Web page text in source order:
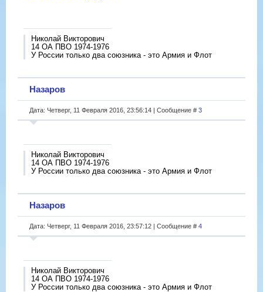
Николай Викторович
14 ОА ПВО 1974-1976
У России только два союзника - это Армия и Флот
Назаров
Дата: Четверг, 11 Февраля 2016, 23:56:14 | Сообщение # 3
Николай Викторович
14 ОА ПВО 1974-1976
У России только два союзника - это Армия и Флот
Назаров
Дата: Четверг, 11 Февраля 2016, 23:57:12 | Сообщение # 4
Николай Викторович
14 ОА ПВО 1974-1976
У России только два союзника - это Армия и Флот